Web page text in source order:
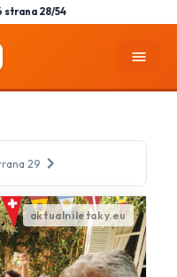
strana 28/54
menu
29chevron_right